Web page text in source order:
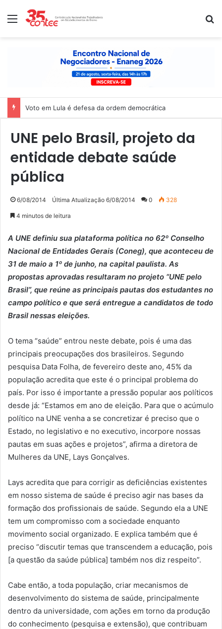
Menu
Voto em Lula é defesa da ordem democrática
UNE pelo Brasil, projeto da
entidade debate saúde
pública
6/08/2014 Última Atualização 6/08/2014 0 328
4 minutos de leitura
A UNE definiu sua plataforma política no 62º Conselho
Nacional de Entidades Gerais (Coneg), que aconteceu de
31 de maio a 1º de junho, na capital paulista. As
propostas aprovadas resultaram no projeto “UNE pelo
Brasil”, que reúne as principais pautas dos estudantes no
campo político e que será entregue a candidatos de todo
Brasil nessas eleições.
O tema “saúde” entrou neste debate, pois é uma das
principais preocupações dos brasileiros. Segundo
pesquisa Data Folha, de fevereiro deste ano, 45% da
população acredita que este é o principal problema do
país. Por isso é importante a pressão popular aos políticos
desde já: “Estamos em ano de eleição. Para que o acúmulo
político na UNE venha a se concretizar é preciso que o
Estado, no legislativo e no executivo, incorpore nossas
pautas em suas ações e projetos”, afirma a diretora de
Mulheres da UNE, Lays Gonçalves.
Lays acredita que para corrigir as deficiências existentes
em nosso sistema de saúde é preciso agir nas bases da
formação dos profissionais de saúde. Segundo ela a UNE
tem um compromisso com a sociedade enquanto
movimento social organizado. E explica também que é
preciso “discutir temas que transcendem a educação, pois
[a questão da saúde pública] também nos diz respeito”.
Cabe então, a toda população, criar mecanismos de
desenvolvimento do sistema de saúde, principalmente
dentro da universidade, com ações em torno da produção
do conhecimento (pesquisa e extensão), que contribuam